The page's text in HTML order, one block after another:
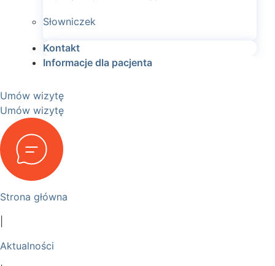
Słowniczek
Kontakt
Informacje dla pacjenta
Umów wizytę
Umów wizytę
Strona główna
Aktualności